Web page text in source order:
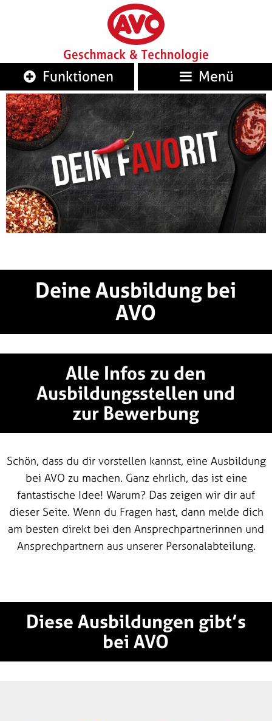
AVO
Funktionen Menü
Deine Ausbildung bei
AVO
Alle Infos zu den
Ausbildungsstellen und
zur Bewerbung
Schön, dass du dir vorstellen kannst, eine Ausbildung
bei AVO zu machen. Ganz ehrlich, das ist eine
fantastische Idee! Warum? Das zeigen wir dir auf
dieser Seite. Wenn du Fragen hast, dann melde dich
am besten direkt bei den Ansprechpartnerinnen und
Ansprechpartnern aus unserer Personalabteilung.
Diese Ausbildungen gibt’s
bei AVO